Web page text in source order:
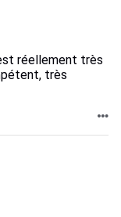
réellement très
très